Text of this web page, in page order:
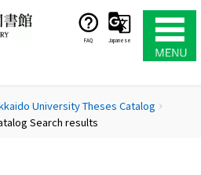
FAQ Japanese
University Theses Catalog chevron_right
Search results